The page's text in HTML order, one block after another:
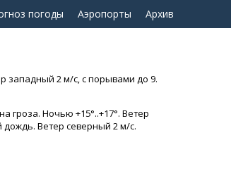
погоды Аэропорты Архив
западный 2 м/с, с порывами до 9.
гроза. Ночью +15°..+17°. Ветер
дождь. Ветер северный 2 м/с.